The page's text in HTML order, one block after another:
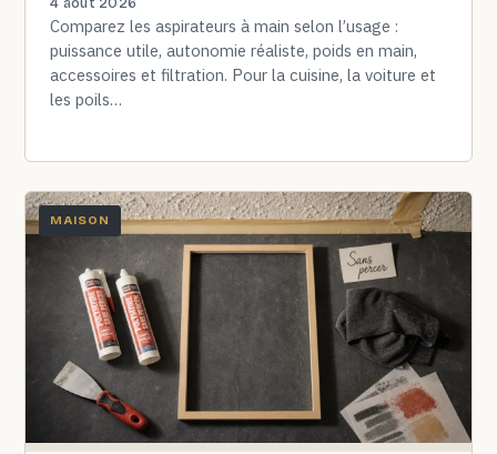
Comparez les aspirateurs à main selon l’usage :
puissance utile, autonomie réaliste, poids en main,
accessoires et filtration. Pour la cuisine, la voiture et
les poils…
MAISON